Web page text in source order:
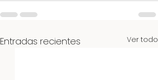
Entradas recientes Ver todo